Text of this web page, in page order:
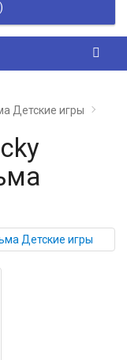
Детские игры